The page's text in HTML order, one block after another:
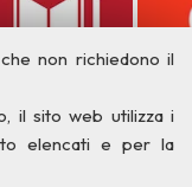
non richiedono il
il sito web utilizza i
elencati e per la